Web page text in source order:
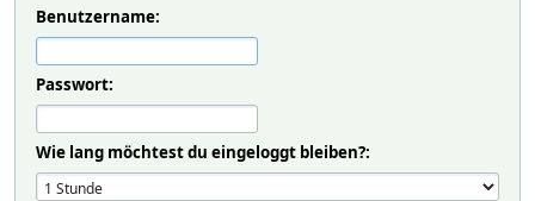
Benutzername:
Passwort:
Wie lang möchtest du eingeloggt bleiben?: